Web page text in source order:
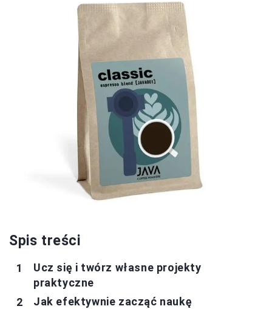
Spis treści
Ucz się i twórz własne projekty
praktyczne
Jak efektywnie zacząć naukę